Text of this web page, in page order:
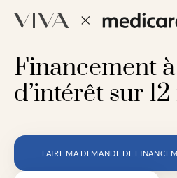
Financement
d’intérêt sur
FAIRE MA DEMANDE DE